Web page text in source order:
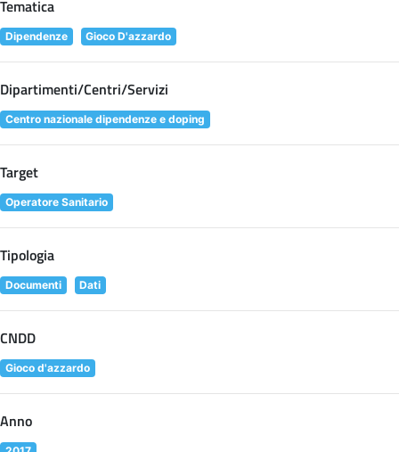
Tematica
Dipendenze Gioco D'azzardo
Dipartimenti/Centri/Servizi
Centro nazionale dipendenze e doping
Target
Operatore Sanitario
Tipologia
Documenti Dati
CNDD
Gioco d'azzardo
Anno